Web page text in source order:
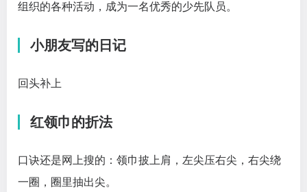
组织的各种活动，成为一名优秀的少先队员。
小朋友写的日记
回头补上
红领巾的折法
口诀还是网上搜的：领巾披上肩，左尖压右尖，右尖绕
一圈，圈里抽出尖。